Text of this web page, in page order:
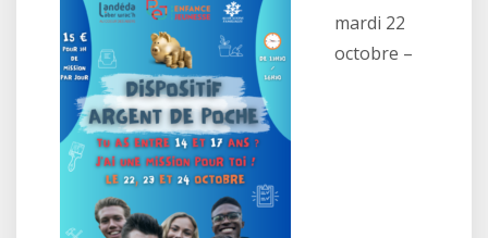
mardi 22
octobre –